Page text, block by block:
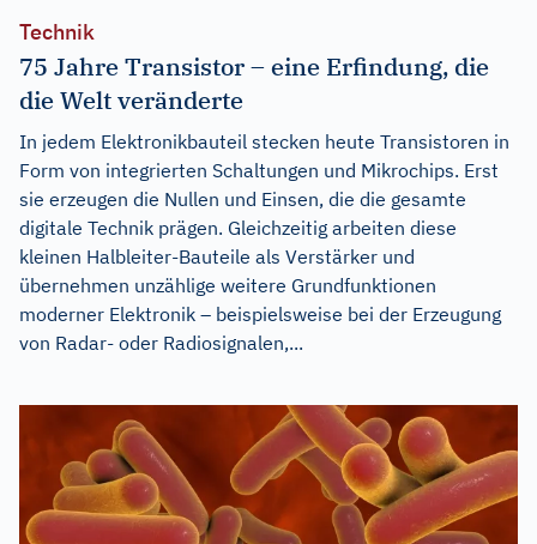
Technik
75 Jahre Transistor – eine Erfindung, die
die Welt veränderte
In jedem Elektronikbauteil stecken heute Transistoren in
Form von integrierten Schaltungen und Mikrochips. Erst
sie erzeugen die Nullen und Einsen, die die gesamte
digitale Technik prägen. Gleichzeitig arbeiten diese
kleinen Halbleiter-Bauteile als Verstärker und
übernehmen unzählige weitere Grundfunktionen
moderner Elektronik – beispielsweise bei der Erzeugung
von Radar- oder Radiosignalen,...